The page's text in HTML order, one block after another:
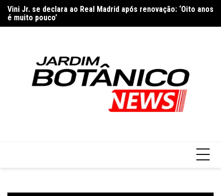
para
o
é muito pouco’
São Paulo sai na frente, mas cede virada ao Grêmio e amplia
marca melancólica no Brasileirão